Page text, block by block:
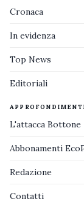
Cronaca
In evidenza
Top News
Editoriali
L'attacca Bottone
Abbonamenti
Redazione
Contatti